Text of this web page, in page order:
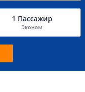
1 Пассажир
Эконом